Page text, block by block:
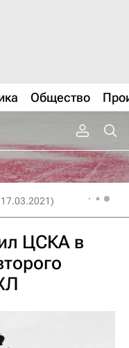
Общество
ЦСКА в